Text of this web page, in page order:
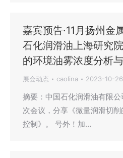
嘉宾预告·11月扬州金
石化润滑油上海研究
的环境油雾浓度分析
展会动态 caolina 2023-10-26
摘要：中国石化润滑油有限
次会议，分享《微量润滑切
控制》。 号外！加…